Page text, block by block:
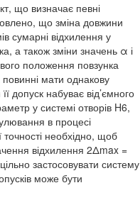
що визначає певні
що зміна довжини
сумарні відхилення у
а також зміни значень α і
положення повзунка
мати однакову
допуск набуває від’ємного
у системі отворів H6,
в процесі
необхідно, щоб
відхилення 2Δmax =
застосовувати систему
може бути